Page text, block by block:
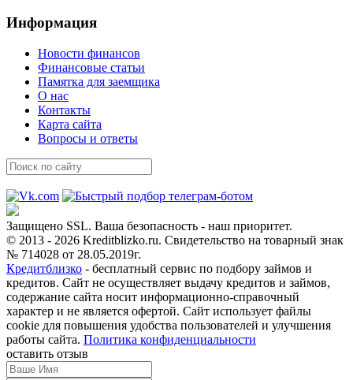
Информация
Новости финансов
Финансовые статьи
Памятка для заемщика
О нас
Контакты
Карта сайта
Вопросы и ответы
Защищено SSL. Ваша безопасность - наш приоритет.
© 2013 - 2026 Kreditblizko.ru. Свидетельство на товарный знак
№ 714028 от 28.05.2019г.
Кредитблизко - бесплатный сервис по подбору займов и
кредитов. Сайт не осуществляет выдачу кредитов и займов,
содержание сайта носит информационно-справочный
характер и не является офертой. Сайт использует файлы
cookie для повышения удобства пользователей и улучшения
работы сайта. Политика конфиденциальности
оставить отзыв